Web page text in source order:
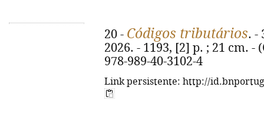
20 - Códigos tributários. -
2026. - 1193, [2] p. ; 21 cm.
978-989-40-3102-4
Link persistente: http://